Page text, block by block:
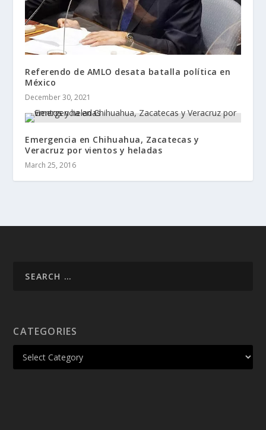
Referendo de AMLO desata batalla política en
México
December 30, 2021
Emergencia en Chihuahua, Zacatecas y
Veracruz por vientos y heladas
March 25, 2016
CATEGORIES